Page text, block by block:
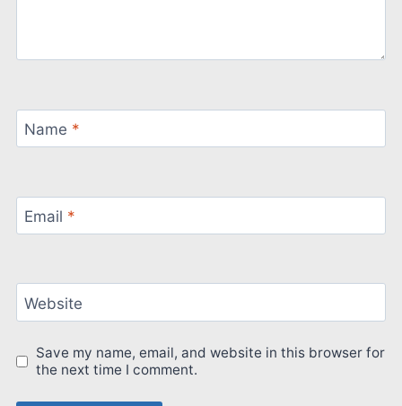
Name *
Email *
Website
Save my name, email, and website in this browser for
the next time I comment.